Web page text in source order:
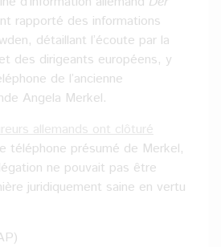
rapporté des informations
détaillant l’écoute par la
des dirigeants européens, y
de l’ancienne
Angela Merkel.
allemands ont clôturé
téléphone présumé de Merkel,
ne pouvait pas être
juridiquement saine en vertu